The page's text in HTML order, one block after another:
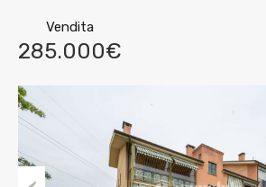
Vendita
285.000€